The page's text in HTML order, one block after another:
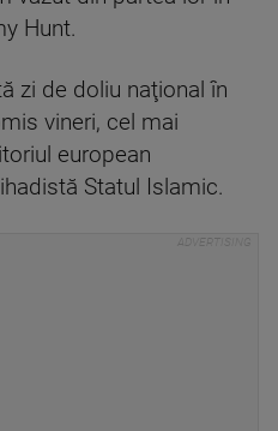
Hunt.
zi de doliu naţional în
vineri, cel mai
european
Statul Islamic.